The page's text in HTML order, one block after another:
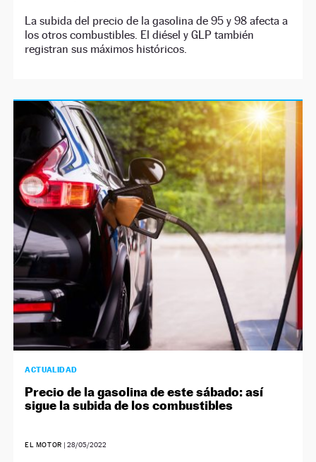
La subida del precio de la gasolina de 95 y 98 afecta a
los otros combustibles. El diésel y GLP también
registran sus máximos históricos.
ACTUALIDAD
Precio de la gasolina de este sábado: así
sigue la subida de los combustibles
EL MOTOR | 28/05/2022